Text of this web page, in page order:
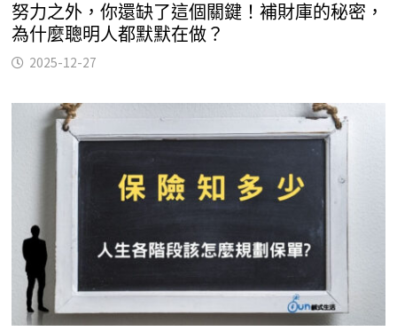
努力之外，你還缺了這個關鍵！補財庫的秘密，
為什麼聰明人都默默在做？
2025-12-27